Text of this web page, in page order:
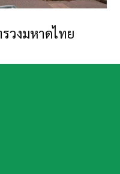
วงมหาดไทย